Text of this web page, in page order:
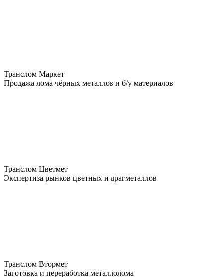
Транслом Маркет
Продажа лома чёрных металлов и б/у материалов
Транслом Цветмет
Экспертиза рынков цветных и драгметаллов
Транслом Втормет
Заготовка и переработка металлолома